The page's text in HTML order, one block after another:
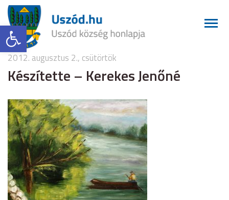
Eszköztár megnyitása
2012. augusztus 2., csütörtök
Készítette – Kerekes Jenőné